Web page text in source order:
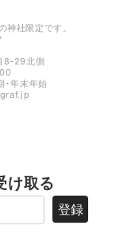
神社限定です。
8-29北側
･年末年始
け取る
登録